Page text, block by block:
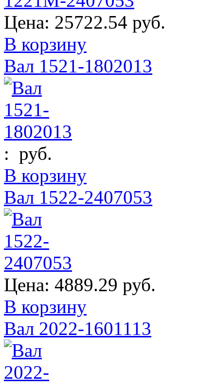
Цена: 25722.54 руб.
В корзину
Вал 1521-1802013
: руб.
В корзину
Вал 1522-2407053
Цена: 4889.29 руб.
В корзину
Вал 2022-1601113